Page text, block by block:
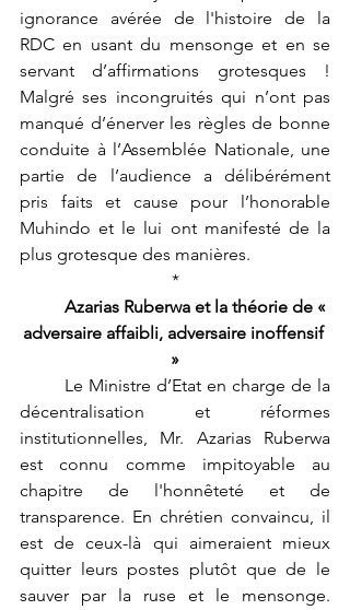
ignorance avérée de l'histoire de la
RDC en usant du mensonge et en se
servant d’affirmations grotesques !
Malgré ses incongruités qui n’ont pas
manqué d’énerver les règles de bonne
conduite à l’Assemblée Nationale, une
partie de l’audience a délibérément
pris faits et cause pour l’honorable
Muhindo et le lui ont manifesté de la
plus grotesque des manières.
*
Azarias Ruberwa et la théorie de «
adversaire affaibli, adversaire inoffensif
»
décentralisation et réformes
institutionnelles, Mr. Azarias Ruberwa
est connu comme impitoyable au
chapitre de l'honnêteté et de
transparence. En chrétien convaincu, il
est de ceux-là qui aimeraient mieux
quitter leurs postes plutôt que de le
sauver par la ruse et le mensonge.